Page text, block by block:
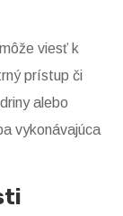
viesť k
prístup či
alebo
vykonávajúca